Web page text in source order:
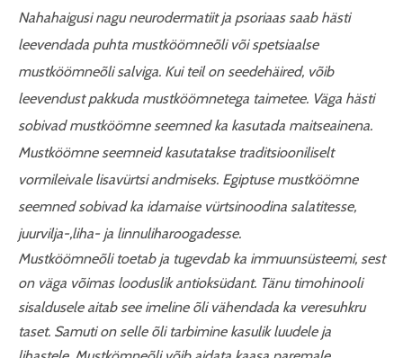
Nahahaigusi nagu neurodermatiit ja psoriaas saab hästi
leevendada puhta mustköömneõli või spetsiaalse
mustköömneõli salviga. Kui teil on seedehäired, võib
leevendust pakkuda mustköömnetega taimetee. Väga hästi
sobivad mustköömne seemned ka kasutada maitseainena.
Mustköömne seemneid kasutatakse traditsiooniliselt
vormileivale lisavürtsi andmiseks. Egiptuse mustköömne
seemned sobivad ka idamaise vürtsinoodina salatitesse,
juurvilja-,liha- ja linnuliharoogadesse.
Mustköömneõli toetab ja tugevdab ka immuunsüsteemi, sest
on väga võimas looduslik antioksüdant. Tänu timohinooli
sisaldusele aitab see imeline õli vähendada ka veresuhkru
taset. Samuti on selle õli tarbimine kasulik luudele ja